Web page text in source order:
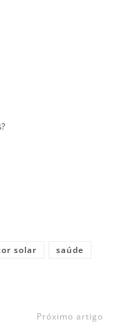
solar
saúde
Próximo artigo